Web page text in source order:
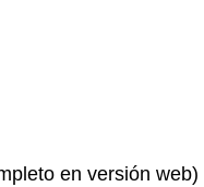
en versión web)